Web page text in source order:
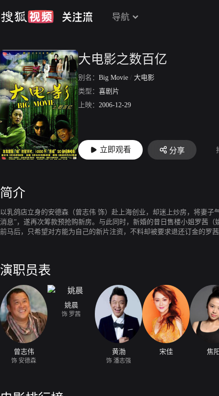
导航
大电影之数百亿
别名： Big Movie / 大电影
类型： 喜剧片
上映： 2006-12-29
立即观看 分享
简介
以乳鸽店立身的安德森（曾志伟 饰）赴上海创业，却迷上炒房，将妻
消息”，遂再次筹款预抢购新房。与此同时，新婚的昔日售楼小姐罗茜
前马后，只希望对方能为自己的新片注资，不料却被要求退还订金的罗
演职员表
曾志伟
饰 安德森
姚晨
饰 罗茜
黄渤
饰 潘志强
宋佳 焦